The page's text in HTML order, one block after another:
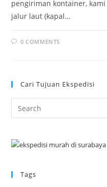
pengiriman kontainer,
jalur laut (kapal…
0 COMMENTS
Cari Tujuan Ekspedisi
Tags